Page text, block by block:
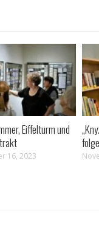
Eiffelturm und
16, 2023